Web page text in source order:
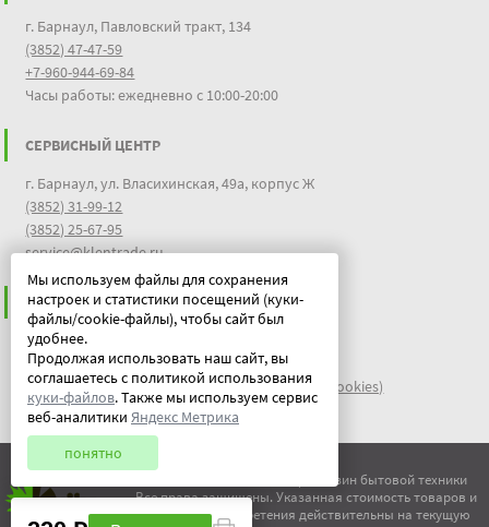
Мы используем файлы для сохранения
настроек и статистики посещений (куки-
файлы/cookie-файлы), чтобы сайт был
удобнее.
Продолжая использовать наш сайт, вы
соглашаетесь с политикой использования
куки-файлов. Также мы используем сервис
веб-аналитики Яндекс Метрика
понятно
г. Барнаул, Павловский тракт, 134
(3852) 47-47-59
+7-960-944-69-84
Часы работы: ежедневно с 10:00-20:00
СЕРВИСНЫЙ ЦЕНТР
г. Барнаул, ул. Власихинская, 49а, корпус Ж
(3852) 31-99-12
(3852) 25-67-95
service@klentrade.ru
ИНФОРМАЦИЯ
Пользовательское соглашение
Политика конфиденциальности
файлы идентификации пользователей куки (cookies)
Документы
© ООО "Китеж" 1995-2026 | Магазин бытовой техники
Все права защищены. Указанная стоимость товаров и
условия их приобретения действительны на текущую